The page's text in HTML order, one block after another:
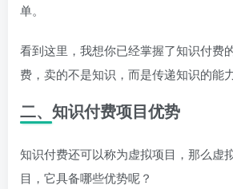
单。
看到这里，我想你已经掌握了知识付费
费，卖的不是知识，而是传递知识的能力
二、知识付费项目优势
知识付费还可以称为虚拟项目，那么虚
目，它具备哪些优势呢？